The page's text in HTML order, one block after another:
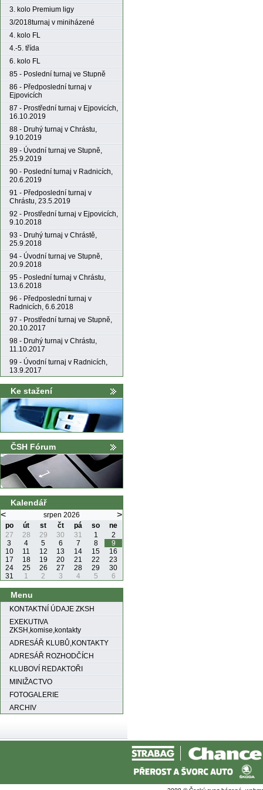
3. kolo Premium ligy
3/2018turnaj v miniházené
4. kolo FL
4.-5. třída
6. kolo FL
85 - Poslední turnaj ve Stupně
86 - Předposlední turnaj v
Ejpovicích
87 - Prostřední turnaj v Ejpovicích,
16.10.2019
88 - Druhý turnaj v Chrástu,
9.10.2019
89 - Úvodní turnaj ve Stupně,
25.9.2019
90 - Poslední turnaj v Radnicích,
20.6.2019
91 - Předposlední turnaj v
Chrástu, 23.5.2019
92 - Prostřední turnaj v Ejpovicích,
9.10.2018
93 - Druhý turnaj v Chrástě,
25.9.2018
94 - Úvodní turnaj ve Stupně,
20.9.2018
95 - Poslední turnaj v Chrástu,
13.6.2018
96 - Předposlední turnaj v
Radnicích, 6.6.2018
97 - Prostřední turnaj ve Stupně,
20.10.2017
98 - Druhý turnaj v Chrástu,
11.10.2017
99 - Úvodní turnaj v Radnicích,
13.9.2017
Ke stažení
ČSH Fórum
Kalendář
< srpen 2026 >
po út st čt pá so
ne
27
28 29 30 31 1
2
3
4 5 6 7 8
9
10
11 12 13 14 15
16
17
18 19 20 21 22
23
24
25 26 27 28 29
30
31
1 2 3 4 5 6
Menu
KONTAKTNÍ ÚDAJE ZKSH
EXEKUTIVA
ZKSH,komise,kontakty
ADRESÁŘ KLUBŮ,KONTAKTY
ADRESÁŘ ROZHODČÍCH
KLUBOVÍ REDAKTOŘI
MINIŽACTVO
FOTOGALERIE
ARCHIV